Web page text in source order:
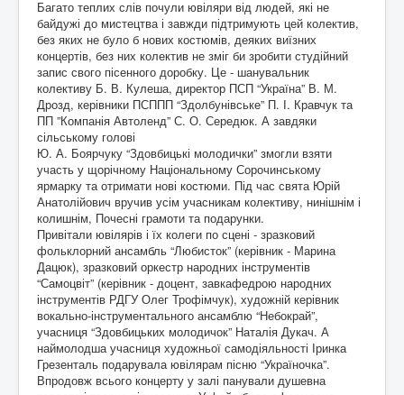
Багато теплих слів почули ювіляри від людей, які не
байдужі до мистецтва і завжди підтримують цей колектив,
без яких не було б нових костюмів, деяких виїзних
концертів, без них колектив не зміг би зробити студійний
запис свого пісенного доробку. Це - шанувальник
колективу Б. В. Кулеша, директор ПСП “Україна” В. М.
Дрозд, керівники ПСППП “Здолбунівське” П. І. Кравчук та
ПП ”Компанія Автоленд” С. О. Середюк. А завдяки
сільському голові
Ю. А. Боярчуку “Здовбицькі молодички” змогли взяти
участь у щорічному Національному Сорочинському
ярмарку та отримати нові костюми. Під час свята Юрій
Анатолійович вручив усім учасникам колективу, нинішнім і
колишнім, Почесні грамоти та подарунки.
Привітали ювілярів і їх колеги по сцені - зразковий
фольклорний ансамбль “Любисток” (керівник - Марина
Дацюк), зразковий оркестр народних інструментів
“Самоцвіт” (керівник - доцент, завкафедрою народних
інструментів РДГУ Олег Трофімчук), художній керівник
вокально-інструментального ансамблю “Небокрай”,
учасниця “Здовбицьких молодичок” Наталія Дукач. А
наймолодша учасниця художньої самодіяльності Іринка
Грезенталь подарувала ювілярам пісню “Україночка”.
Впродовж всього концерту у залі панували душевна